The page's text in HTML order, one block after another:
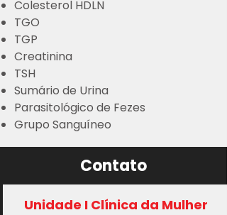
Colesterol HDLN
TGO
TGP
Creatinina
TSH
Sumário de Urina
Parasitológico de Fezes
Grupo Sanguíneo
Contato
Unidade I Clínica da Mulher